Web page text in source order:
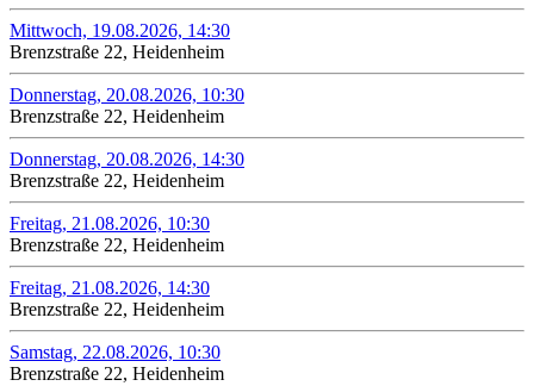
Mittwoch, 19.08.2026, 14:30
Brenzstraße 22, Heidenheim
Donnerstag, 20.08.2026, 10:30
Brenzstraße 22, Heidenheim
Donnerstag, 20.08.2026, 14:30
Brenzstraße 22, Heidenheim
Freitag, 21.08.2026, 10:30
Brenzstraße 22, Heidenheim
Freitag, 21.08.2026, 14:30
Brenzstraße 22, Heidenheim
Samstag, 22.08.2026, 10:30
Brenzstraße 22, Heidenheim